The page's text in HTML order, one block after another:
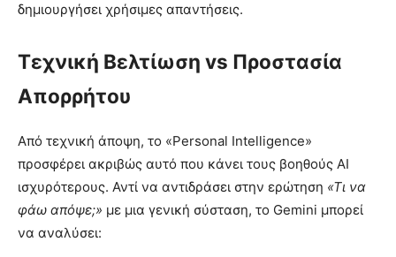
δημιουργήσει χρήσιμες απαντήσεις.
Τεχνική Βελτίωση vs Προστασία
Απορρήτου
Από τεχνική άποψη, το «Personal Intelligence»
προσφέρει ακριβώς αυτό που κάνει τους βοηθούς AI
ισχυρότερους. Αντί να αντιδράσει στην ερώτηση «Τι να
φάω απόψε;» με μια γενική σύσταση, το Gemini μπορεί
να αναλύσει: